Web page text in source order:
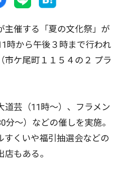
催する「夏の文化祭」が
時から午後３時まで行われ
市ケ尾町１１５４の２ プラ
芸（11時〜）、フラメン
分〜）などの催しを実施。
すくいや福引抽選会などの
もある。